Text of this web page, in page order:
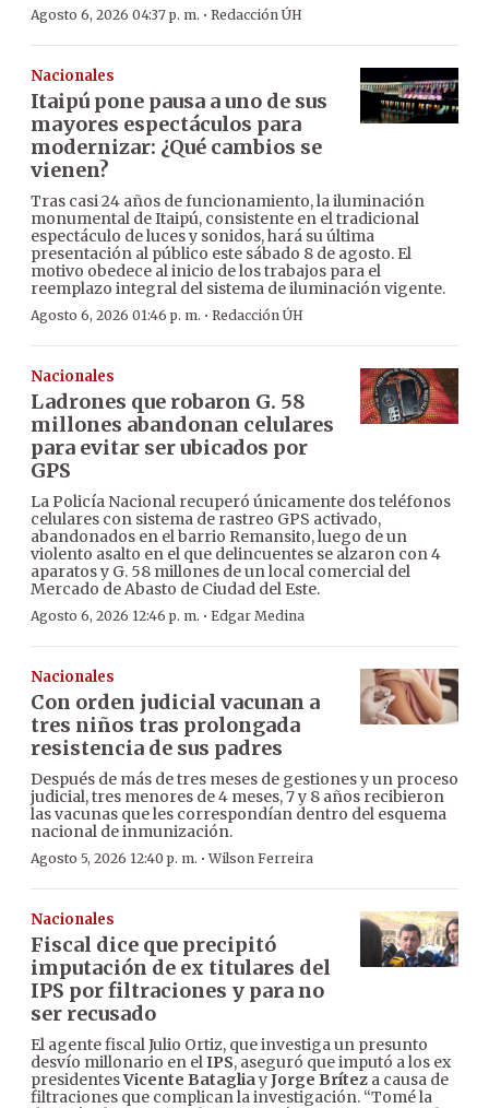
Agosto 6, 2026 04:37 p. m. · Redacción ÚH
Nacionales
Itaipú pone pausa a uno de sus
mayores espectáculos para
modernizar: ¿Qué cambios se
vienen?
Tras casi 24 años de funcionamiento, la iluminación
monumental de Itaipú, consistente en el tradicional
espectáculo de luces y sonidos, hará su última
presentación al público este sábado 8 de agosto. El
motivo obedece al inicio de los trabajos para el
reemplazo integral del sistema de iluminación vigente.
Agosto 6, 2026 01:46 p. m. · Redacción ÚH
Nacionales
Ladrones que robaron G. 58
millones abandonan celulares
para evitar ser ubicados por
GPS
La Policía Nacional recuperó únicamente dos teléfonos
celulares con sistema de rastreo GPS activado,
abandonados en el barrio Remansito, luego de un
violento asalto en el que delincuentes se alzaron con 4
aparatos y G. 58 millones de un local comercial del
Mercado de Abasto de Ciudad del Este.
Agosto 6, 2026 12:46 p. m. · Edgar Medina
Nacionales
Con orden judicial vacunan a
tres niños tras prolongada
resistencia de sus padres
Después de más de tres meses de gestiones y un proceso
judicial, tres menores de 4 meses, 7 y 8 años recibieron
las vacunas que les correspondían dentro del esquema
nacional de inmunización.
Agosto 5, 2026 12:40 p. m. ·Wilson Ferreira
Nacionales
Fiscal dice que precipitó
imputación de ex titulares del
IPS por filtraciones y para no
ser recusado
El agente fiscal Julio Ortiz, que investiga un presunto
desvío millonario en elIPS, aseguró que imputó a los ex
presidentesVicente BatagliayJorge Brítez a causa de
filtraciones que complican la investigación. “Tomé la